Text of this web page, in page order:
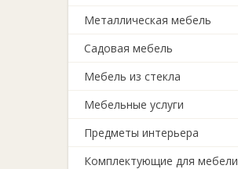
Металлическая мебель
Садовая мебель
Мебель из стекла
Мебельные услуги
Предметы интерьера
Комплектующие для мебели